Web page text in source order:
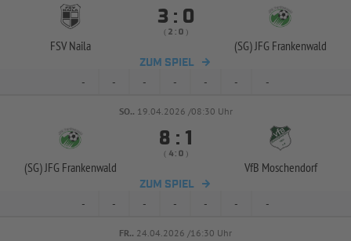
FSV Naila
 : 
(  :  )
(SG) JFG Frankenwald
ZUM SPIEL
- - - - - - -
SO.. 19.04.2026 /08:30 Uhr
(SG) JFG Frankenwald
 : 
( :  )
VfB Moschendorf
ZUM SPIEL
- - - - - - -
FR.. 24.04.2026 /16:30 Uhr